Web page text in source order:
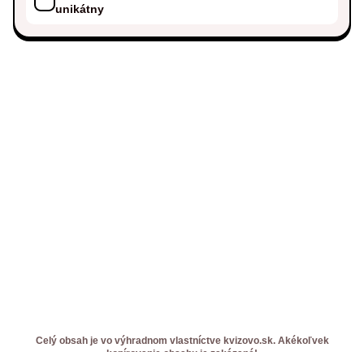
unikátny
Celý obsah je vo výhradnom vlastníctve kvizovo.sk. Akékoľvek